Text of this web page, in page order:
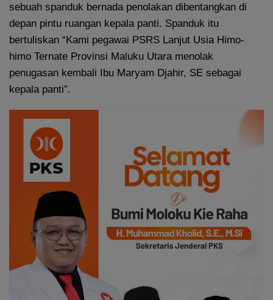
sebuah spanduk bernada penolakan dibentangkan di
depan pintu ruangan kepala panti. Spanduk itu
bertuliskan “Kami pegawai PSRS Lanjut Usia Himo-
himo Ternate Provinsi Maluku Utara menolak
penugasan kembali Ibu Maryam Djahir, SE sebagai
kepala panti”.